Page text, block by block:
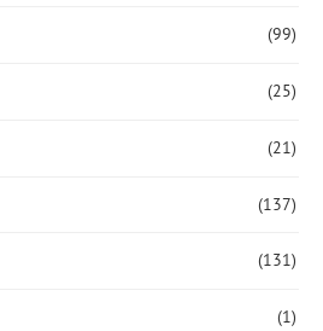
(99)
(25)
(21)
(137)
(131)
(1)